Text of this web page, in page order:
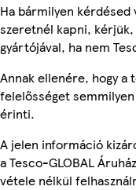
Ha bármilyen
szeretnél kapni, kérjük,
gyártójával, ha nem
Annak ellenére, hogy
felelősséget
érinti.
A jelen információ
a Tesco-GLOBAL
vétele nélkül